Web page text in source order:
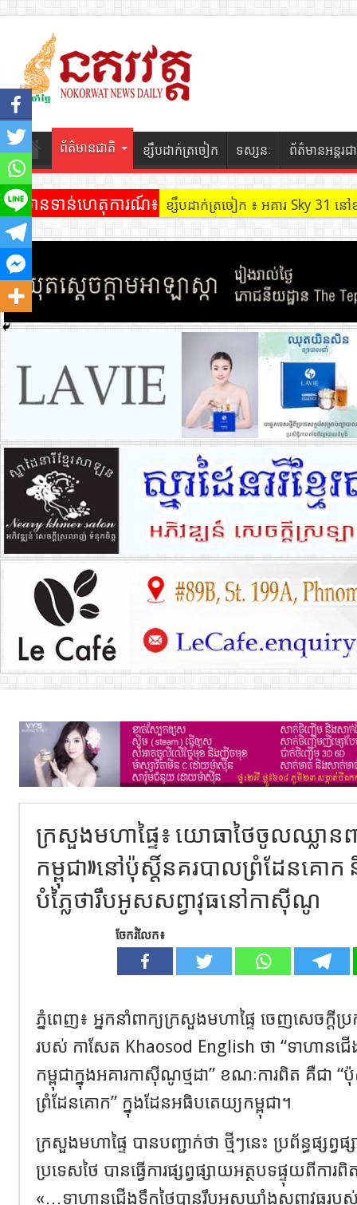
ព័ត៌មានជាតិ ខ្សឹបដាក់ត្រចៀក ទស្សនៈ ព័ត៌មានអន្តរជ
ព័ត៌មានទាន់ហេតុការណ៍៖ ខ្សឹបដាក់ត្រចៀក ៖ អគារ Sky 31
ក្រសួងមហាផ្ទៃ៖ យោធាថៃចូលឈ្លាន
កម្ពុជា»នៅប៉ុស្តិ៍នគរបាលព្រំដែនគោក
បំភ្លៃថារឹបអូសសព្វាវុធនៅកាស៊ីណូ
ចែករំលែក៖
ភ្នំពេញ៖ អ្នកនាំពាក្យក្រសួងមហាផ្ទៃ ចេញសេចក្ដី
របស់ កាសែត Khaosod English ថា “ទាហានជើ
កម្ពុជាក្នុងអគារកាស៊ីណូថ្មដា” ខណៈការពិត គឺជា “ប៉ុ
ព្រំដែនគោក” ក្នុងដែនអធិបតេយ្យកម្ពុជា។
ក្រសួងមហាផ្ទៃ បានបញ្ជាក់ថា ថ្មីៗនេះ ប្រព័ន្ធផ្ស
ប្រទេសថៃ បានធ្វើការផ្សព្វផ្សាយអត្ថបទផ្ទុយពីកា
«…ទាហានជើងទឹកថៃបានរឹបអូសឃ្លាំងសព្វាវុធរប